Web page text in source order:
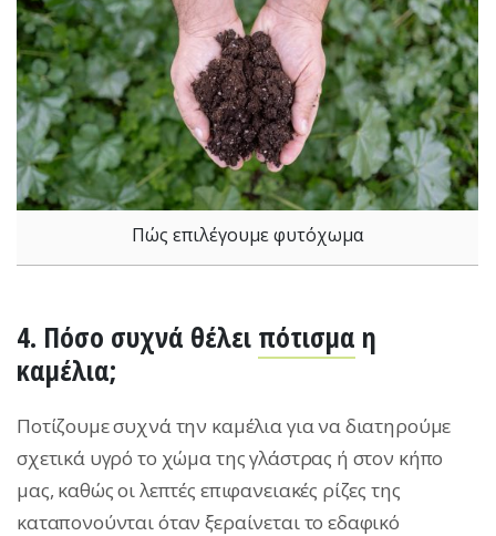
Πώς επιλέγουμε φυτόχωμα
4. Πόσο συχνά θέλει πότισμα η
καμέλια;
Ποτίζουμε συχνά την καμέλια για να διατηρούμε
σχετικά υγρό το χώμα της γλάστρας ή στον κήπο
μας, καθώς οι λεπτές επιφανειακές ρίζες της
καταπονούνται όταν ξεραίνεται το εδαφικό